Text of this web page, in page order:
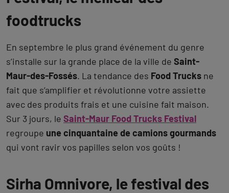
foodtrucks
En septembre le plus grand événement du genre
s’installe sur la grande place de la ville de Saint-
Maur-des-Fossés. La tendance des Food Trucks ne
fait que s’amplifier et révolutionne votre assiette
avec des produits frais et une cuisine fait maison.
Sur 3 jours, le Saint-Maur Food Trucks Festival
regroupe une cinquantaine de camions gourmands
qui vont ravir vos papilles selon vos goûts !
Sirha Omnivore, le festival des